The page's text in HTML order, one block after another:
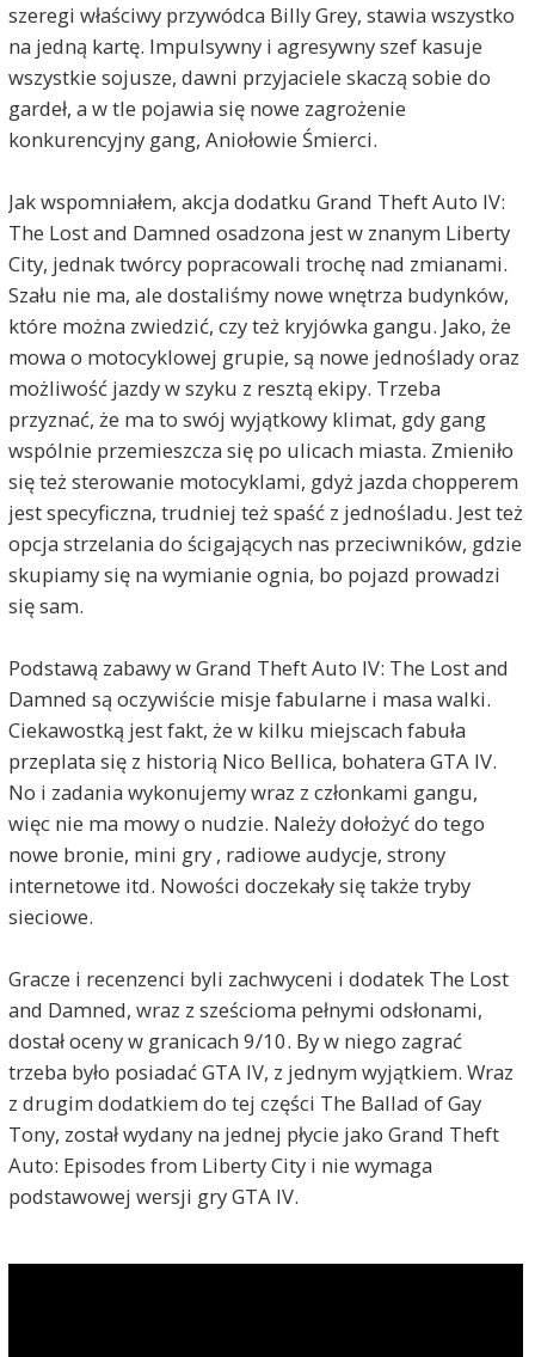
szeregi właściwy przywódca Billy Grey, stawia wszystko
na jedną kartę. Impulsywny i agresywny szef kasuje
wszystkie sojusze, dawni przyjaciele skaczą sobie do
gardeł, a w tle pojawia się nowe zagrożenie
konkurencyjny gang, Aniołowie Śmierci.
Jak wspomniałem, akcja dodatku Grand Theft Auto IV:
The Lost and Damned osadzona jest w znanym Liberty
City, jednak twórcy popracowali trochę nad zmianami.
Szału nie ma, ale dostaliśmy nowe wnętrza budynków,
które można zwiedzić, czy też kryjówka gangu. Jako, że
mowa o motocyklowej grupie, są nowe jednoślady oraz
możliwość jazdy w szyku z resztą ekipy. Trzeba
przyznać, że ma to swój wyjątkowy klimat, gdy gang
wspólnie przemieszcza się po ulicach miasta. Zmieniło
się też sterowanie motocyklami, gdyż jazda chopperem
jest specyficzna, trudniej też spaść z jednośladu. Jest też
opcja strzelania do ścigających nas przeciwników, gdzie
skupiamy się na wymianie ognia, bo pojazd prowadzi
się sam.
Podstawą zabawy w Grand Theft Auto IV: The Lost and
Damned są oczywiście misje fabularne i masa walki.
Ciekawostką jest fakt, że w kilku miejscach fabuła
przeplata się z historią Nico Bellica, bohatera GTA IV.
No i zadania wykonujemy wraz z członkami gangu,
więc nie ma mowy o nudzie. Należy dołożyć do tego
nowe bronie, mini gry , radiowe audycje, strony
internetowe itd. Nowości doczekały się także tryby
sieciowe.
Gracze i recenzenci byli zachwyceni i dodatek The Lost
and Damned, wraz z sześcioma pełnymi odsłonami,
dostał oceny w granicach 9/10. By w niego zagrać
trzeba było posiadać GTA IV, z jednym wyjątkiem. Wraz
z drugim dodatkiem do tej części The Ballad of Gay
Tony, został wydany na jednej płycie jako Grand Theft
Auto: Episodes from Liberty City i nie wymaga
podstawowej wersji gry GTA IV.